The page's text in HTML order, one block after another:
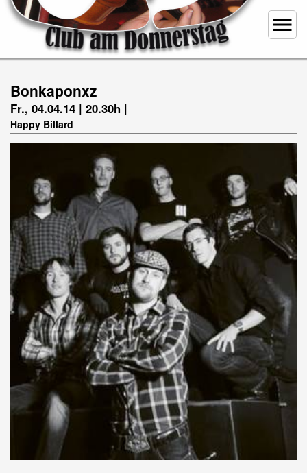
menu
Bonkaponxz
Fr., 04.04.14 | 20.30h |
Happy Billard